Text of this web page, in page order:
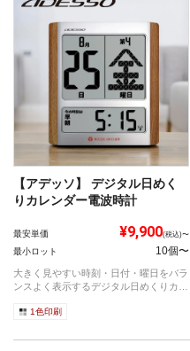
【アデッソ】 デジタル日めく
りカレンダー電波時計
最安単価 ¥9,900(税込)〜
最小ロット 10個〜
大きく見やすい時刻・日付・曜日をバラ
ンスよく表示するデジタル日めくりカレ
1色印刷